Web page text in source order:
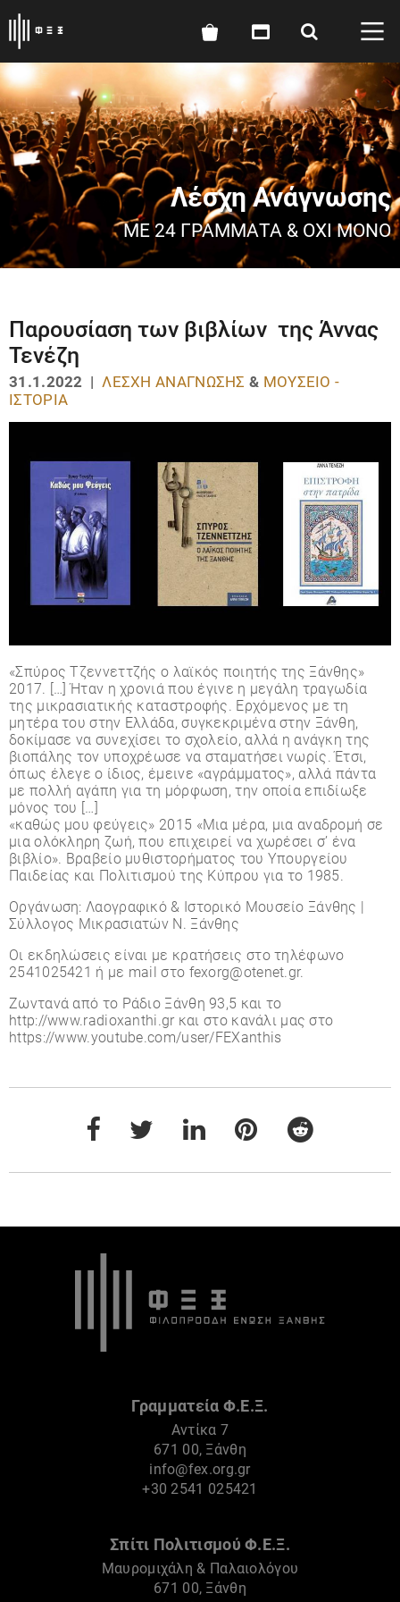
Λέσχη Ανάγνωσης
ΜΕ 24 ΓΡΆΜΜΑΤΑ & ΌΧΙ ΜΌΝΟ
Παρουσίαση των βιβλίων της Άννας
Τενέζη
31.1.2022 |ΛΈΣΧΗ ΑΝΆΓΝΩΣΗΣ & ΜΟΥΣΕΊΟ -
ΙΣΤΟΡΊΑ
«Σπύρος Τζεννεττζής ο λαϊκός ποιητής της Ξάνθης»
2017. […] Ήταν η χρονιά που έγινε η μεγάλη τραγωδία
της μικρασιατικής καταστροφής. Ερχόμενος με τη
μητέρα του στην Ελλάδα, συγκεκριμένα στην Ξάνθη,
δοκίμασε να συνεχίσει το σχολείο, αλλά η ανάγκη της
βιοπάλης τον υποχρέωσε να σταματήσει νωρίς. Έτσι,
όπως έλεγε ο ίδιος, έμεινε «αγράμματος», αλλά πάντα
με πολλή αγάπη για τη μόρφωση, την οποία επιδίωξε
μόνος του […]
«καθώς μου φεύγεις» 2015 «Μια μέρα, μια αναδρομή σε
μια ολόκληρη ζωή, που επιχειρεί να χωρέσει σ’ ένα
βιβλίο». Βραβείο μυθιστορήματος του Υπουργείου
Παιδείας και Πολιτισμού της Κύπρου για το 1985.
Οργάνωση: Λαογραφικό & Ιστορικό Μουσείο Ξάνθης |
Σύλλογος Μικρασιατών Ν. Ξάνθης
Οι εκδηλώσεις είναι με κρατήσεις στο τηλέφωνο
2541025421 ή με mail στο fexorg@otenet.gr.
Ζωντανά από το Ράδιο Ξάνθη 93,5 και το
http://www.radioxanthi.gr και στο κανάλι μας στο
https://www.youtube.com/user/FEXanthis
Γραμματεία Φ.Ε.Ξ.
Αντίκα 7
671 00, Ξάνθη
info@fex.org.gr
+30 2541 025421
Σπίτι Πολιτισμού Φ.Ε.Ξ.
Μαυρομιχάλη & Παλαιολόγου
671 00, Ξάνθη